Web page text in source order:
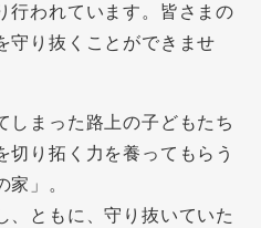
行われています。皆さまの
守り抜くことができませ
しまった路上の⼦どもたち
切り拓く⼒を養ってもらう
」。
、ともに、守り抜いていた